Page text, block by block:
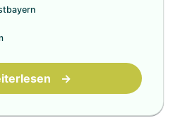
→